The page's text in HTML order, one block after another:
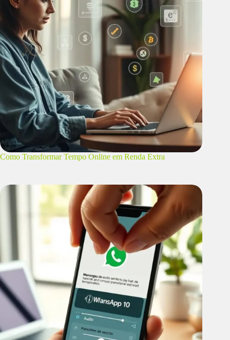
Como Transformar Tempo Online em Renda Extra